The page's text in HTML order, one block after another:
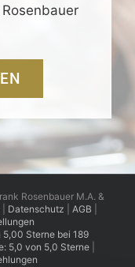
Rosenbauer M.A. &
Datenschutz AGB
5,00 Sterne bei 189
5,0 von 5,0 Sterne|